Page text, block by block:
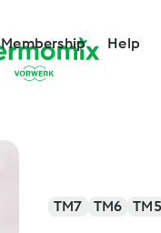
Membership Help
TM7 TM6 TM5